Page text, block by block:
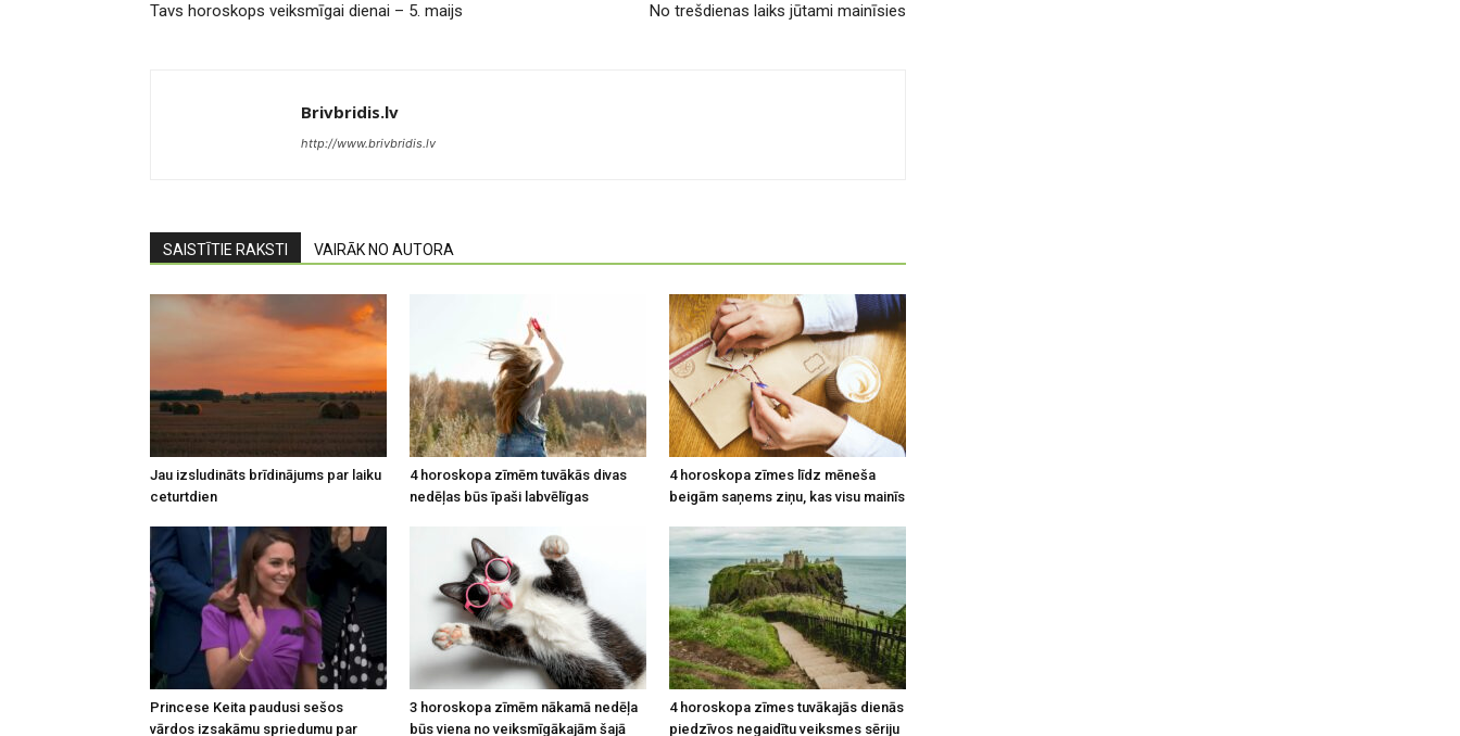
Tavs horoskops veiksmīgai dienai – 5. maijs No trešdienas laiks jūtami mainīsies
Brivbridis.lv
http://www.brivbridis.lv
SAISTĪTIE RAKSTI VAIRĀK NO AUTORA
Jau izsludināts brīdinājums par laiku
ceturtdien
4 horoskopa zīmēm tuvākās divas
nedēļas būs īpaši labvēlīgas
4 horoskopa zīmes līdz mēneša
beigām saņems ziņu, kas visu mainīs
Princese Keita paudusi sešos
vārdos izsakāmu spriedumu par
3 horoskopa zīmēm nākamā nedēļa
būs viena no veiksmīgākajām šajā
4 horoskopa zīmes tuvākajās dienās
piedzīvos negaidītu veiksmes sēriju